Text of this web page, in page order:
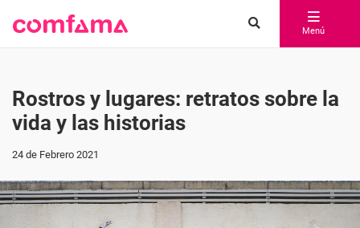
Menú
Rostros y lugares: retratos sobre la
vida y las historias
24 de Febrero 2021